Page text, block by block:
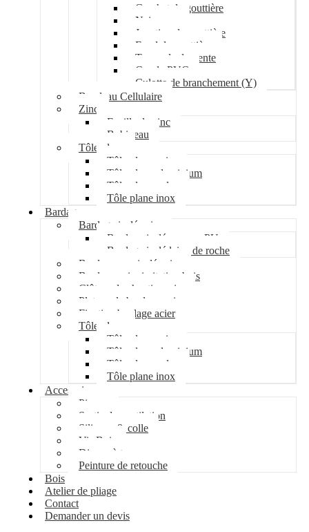
Crochet de gouttière
Naissance
Jonction de gouttière
Fond de gouttière
Tuyau de descente
Coude PVC
Culotte de branchement (Y)
Bandeau Cellulaire
Zinc
Feuille de zinc
Bobineau
Tôle plane
Tôle plane acier
Tôle plane aluminium
Tôle plane galva
Tôle plane inox
Bardage
Bardage isolé acier
Bardage isolé mousse PU
Bardage isolé laine de roche
Bardage non isolé acier
Bardage acier imitation bois
Clôture de chantier acier
Plateau de bardage acier
Fixation bardage acier
Tôle plane
Tôle plane acier
Tôle plane aluminium
Tôle plane galva
Tôle plane inox
Accessoires
Pipeco
Sortie de ventilation
Silicone & colle
Vis Bois
Disque à tronçonner
Peinture de retouche
Bois
Atelier de pliage
Contact
Demander un devis